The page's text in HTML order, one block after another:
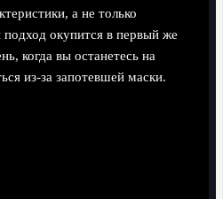
а не только
окупится в первый же
когда вы останетесь на
из-за запотевшей маски.